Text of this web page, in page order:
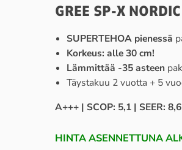
GREE SP-X
SUPERTEHOA pienessä
Korkeus: alle 30 cm!
Lämmittää -35 asteen
Täystakuu 2 vuotta + 5
A+++ | SCOP: 5,1 | SEER: 8,6
HINTA ASENNETTUNA